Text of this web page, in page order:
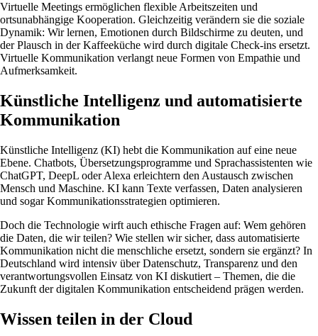
Virtuelle Meetings ermöglichen flexible Arbeitszeiten und
ortsunabhängige Kooperation. Gleichzeitig verändern sie die soziale
Dynamik: Wir lernen, Emotionen durch Bildschirme zu deuten, und
der Plausch in der Kaffeeküche wird durch digitale Check-ins ersetzt.
Virtuelle Kommunikation verlangt neue Formen von Empathie und
Aufmerksamkeit.
Künstliche Intelligenz und automatisierte
Kommunikation
Künstliche Intelligenz (KI) hebt die Kommunikation auf eine neue
Ebene. Chatbots, Übersetzungsprogramme und Sprachassistenten wie
ChatGPT, DeepL oder Alexa erleichtern den Austausch zwischen
Mensch und Maschine. KI kann Texte verfassen, Daten analysieren
und sogar Kommunikationsstrategien optimieren.
Doch die Technologie wirft auch ethische Fragen auf: Wem gehören
die Daten, die wir teilen? Wie stellen wir sicher, dass automatisierte
Kommunikation nicht die menschliche ersetzt, sondern sie ergänzt? In
Deutschland wird intensiv über Datenschutz, Transparenz und den
verantwortungsvollen Einsatz von KI diskutiert – Themen, die die
Zukunft der digitalen Kommunikation entscheidend prägen werden.
Wissen teilen in der Cloud